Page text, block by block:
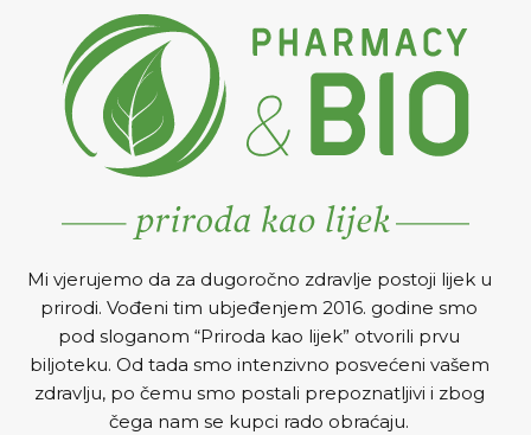
čaja preliti sa 2 dl ključale
vode i ostaviti da stoji 15 min.
Procijediti i piti. Uzimati 3x na
dan po šoljicu čaja prije
svakog obroka.
čaja preliti sa 2dl vrele vode i
procijediti i piti. Uzimati 3x na
dan po šoljicu čaja.
Mi vjerujemo da za dugoročno zdravlje postoji lijek u
prirodi. Vođeni tim ubjeđenjem 2016. godine smo
pod sloganom “Priroda kao lijek” otvorili prvu
biljoteku. Od tada smo intenzivno posvećeni vašem
zdravlju, po čemu smo postali prepoznatljivi i zbog
čega nam se kupci rado obraćaju.